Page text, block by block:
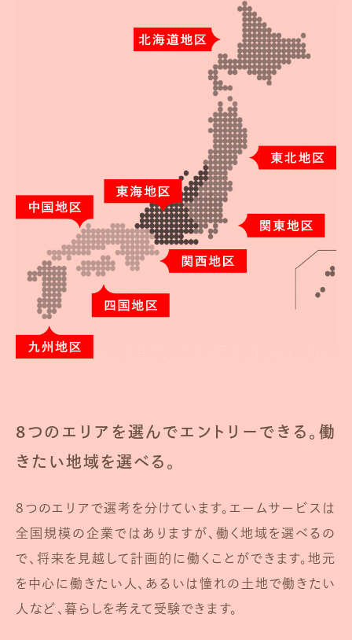
8つのエリアを選んでエントリーできる。働
きたい地域を選べる。
8つのエリアで選考を分けています。エームサービスは
全国規模の企業ではありますが、働く地域を選べるの
で、将来を見越して計画的に働くことができます。地元
を中心に働きたい人、あるいは憧れの土地で働きたい
人など、暮らしを考えて受験できます。